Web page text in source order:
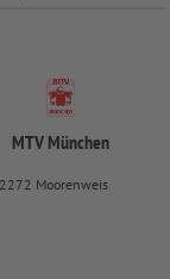
MTV München
Moorenweis